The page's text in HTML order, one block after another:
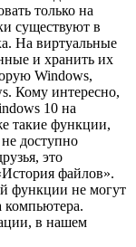
только на
существуют в
На виртуальные
и хранить их
Windows,
Кому интересно,
10 на
такие функции,
доступно
это
файлов».
функции не могут
компьютера.
в нашем